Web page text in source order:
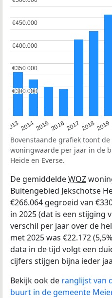
20132014201520162017 20182019
€300.000
€300.000
€350.000
€350.000
€400.000
€400.000
€450.000
€450.000
Bovenstaande grafiek toont
woningwaarde per jaar in de
Heide en Everse.
De gemiddeldeWOZ
Buitengebied Jekschotse
€266.064 gegroeid van
in 2025 (dat is een stijging
verschil per jaar over de
met 2025 was €22.172
data in de tijd volgt een
cijfers stijgen bijna ieder
Bekijk ook de ranglijst van
buurt in de gemeente